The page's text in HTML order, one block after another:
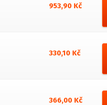
953,90 Kč
330,10 Kč
366,00 Kč